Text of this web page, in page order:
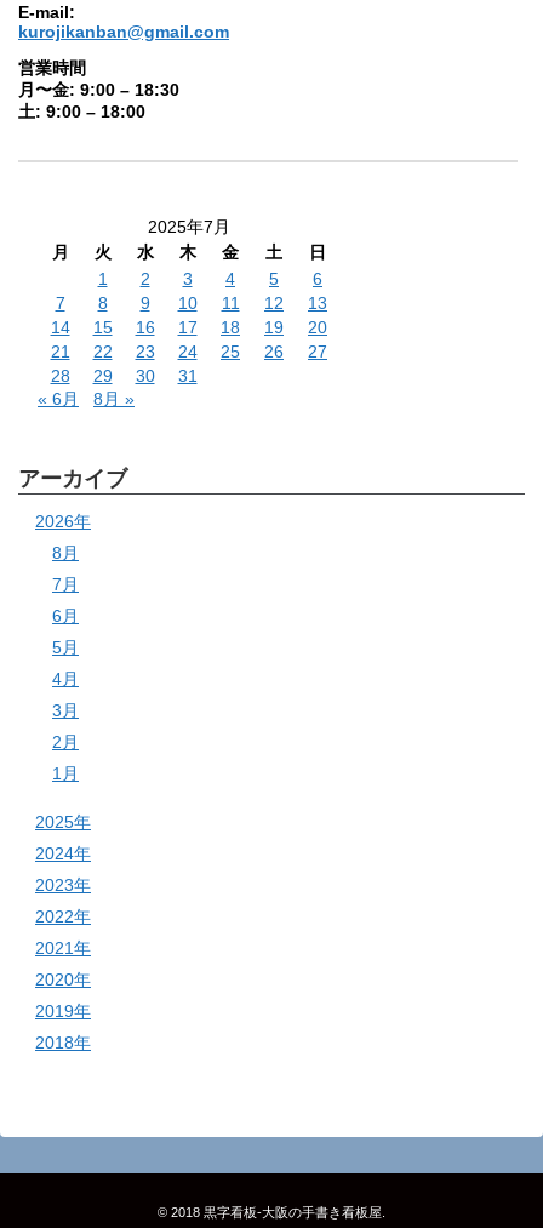
E-mail:
kurojikanban@gmail.com
営業時間
月〜金: 9:00 – 18:30
土: 9:00 – 18:00
2025年7月
月
火 水 木 金 土
日
1
2 3 4 5
6
7
8 9 10 11 12
13
14
15 16 17 18 19
20
21
22 23 24 25 26
27
28
29 30
31
« 6月
8月 »
アーカイブ
2026年
8月
7月
6月
5月
4月
3月
2月
1月
2025年
2024年
2023年
2022年
2021年
2020年
2019年
2018年
© 2018 黒字看板‐大阪の手書き看板屋